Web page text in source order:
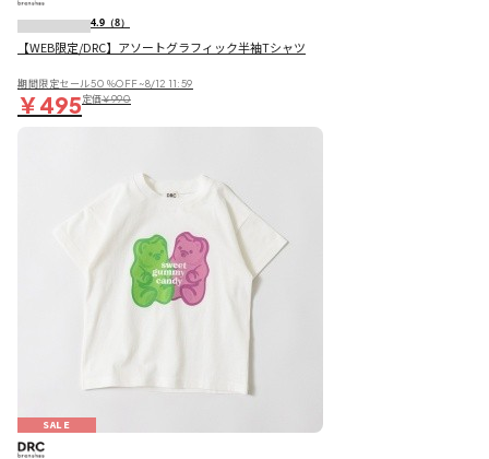
4.9 （8）
【WEB限定/DRC】アソートグラフィック半袖Tシャツ
期間限定セール50％OFF~8/12 11:59
￥495定価￥990
SALE